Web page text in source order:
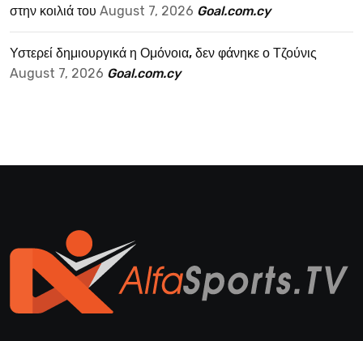
στην κοιλιά του August 7, 2026 Goal.com.cy
Υστερεί δημιουργικά η Ομόνοια, δεν φάνηκε ο Τζούνις
August 7, 2026 Goal.com.cy